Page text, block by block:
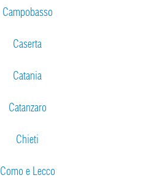
Campobasso
Caserta
Catania
Catanzaro
Chieti
Como e Lecco